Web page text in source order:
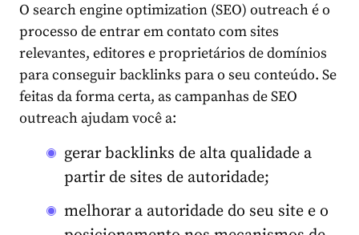
O search engine optimization (SEO) outreach é o
processo de entrar em contato com sites
relevantes, editores e proprietários de domínios
para conseguir backlinks para o seu conteúdo. Se
feitas da forma certa, as campanhas de SEO
outreach ajudam você a:
gerar backlinks de alta qualidade a
partir de sites de autoridade;
melhorar a autoridade do seu site e o